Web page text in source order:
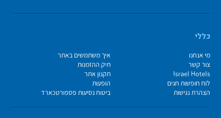
כללי
מי אנחנו
איך משתמשים באתר
צור קשר
תיק ההזמנות
Israel Hotels
תקנון אתר
לוח חופשות חגים
הופעות
הצהרת נגישות
ביטוח נסיעות פספורטכארד